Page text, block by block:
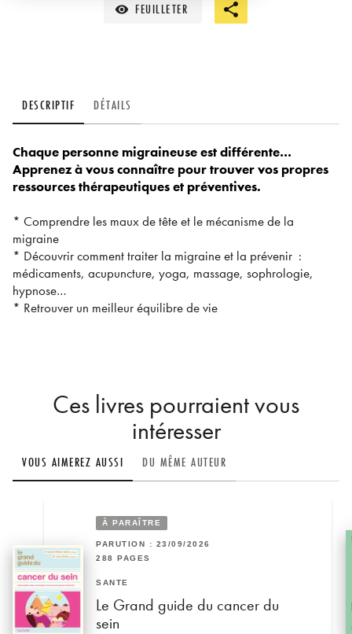
visibility FEUILLETER
DESCRIPTIF DÉTAILS
Chaque personne migraineuse est différente…
Apprenez à vous connaître pour trouver vos propres
ressources thérapeutiques et préventives.
* Comprendre les maux de tête et le mécanisme de la
migraine
* Découvrir comment traiter la migraine et la prévenir :
médicaments, acupuncture, yoga, massage, sophrologie,
hypnose…
* Retrouver un meilleur équilibre de vie
Ces livres pourraient vous
intéresser
VOUS AIMEREZ AUSSI DU MÊME AUTEUR
À PARAÎTRE
PARUTION : 23/09/2026
288 PAGES
SANTÉ
Le Grand guide du cancer du
sein